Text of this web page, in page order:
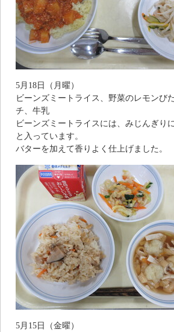
5月18日（月曜）
ビーンズミートライス、野菜のレモンび
チ、牛乳
ビーンズミートライスには、みじんぎり
と入っています。
バターを加えて香りよく仕上げました。
5月15日（金曜）